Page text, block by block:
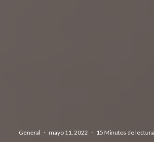
General · mayo 11, 2022 · 15 Minutos de lectura